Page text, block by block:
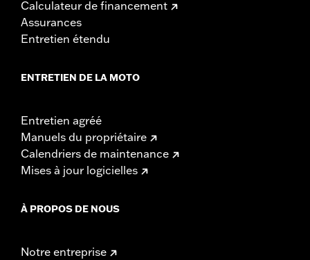
Calculateur de financement
Assurances
Entretien étendu
ENTRETIEN DE LA MOTO
Entretien agréé
Manuels du propriétaire
Calendriers de maintenance
Mises à jour logicielles
À PROPOS DE NOUS
Notre entreprise